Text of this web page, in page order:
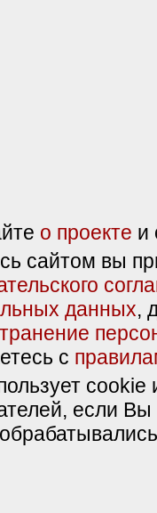
о проекте и
сайтом вы
данных,
с
если